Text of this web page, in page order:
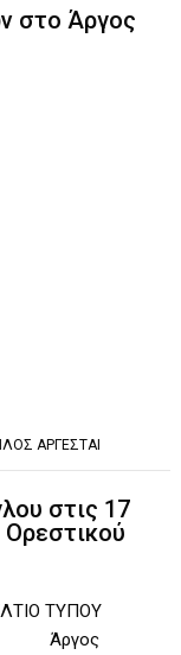
στο Άργος
ΑΡΓΕΣΤΑΙ
στις 17
ΤΥΠΟΥ